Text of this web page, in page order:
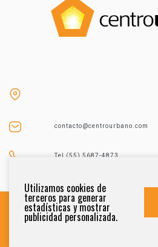
contacto@centrourbano.com
Tel (55) 5687-4873
Utilizamos cookies de
terceros para generar
estadísticas y mostrar
publicidad personalizada.